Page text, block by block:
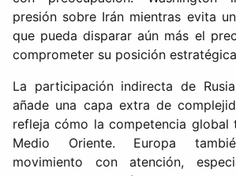
presión sobre Irán mientras evita
que pueda disparar aún más el
comprometer su posición
La participación indirecta de
añade una capa extra de
refleja cómo la competencia global
Medio Oriente. Europa
movimiento con atención,